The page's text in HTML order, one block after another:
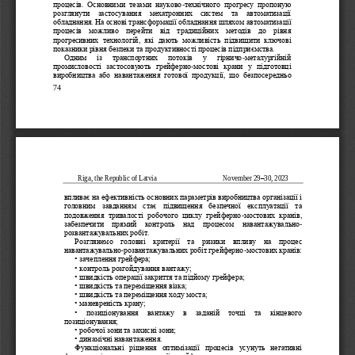
74
процесів.  Основними  тезами  науково-технічного  прогресу  пропоную
розглянути  застосування  мехатронних  систем  та  автоматизації
обладнання. На основі трансформації обладнання шляхом автоматизації
процесів  можливо  перейти  від  традиційних  методів  до  рівня
прогресивних  технологій,  які  дають  можливість  підвищити  ключові
показники рівня безпеки та продуктивності процесів підприємства.
Одним   із   транспортних   потоків   у   гірничо-металургійній
промисловості  застосовують  грейферно-мостові  крани  у  підготовці
виробництва  або  навантаження  готової  продукції,  що безпосередньо
Riga, the Republic of Latvia November 29–30, 2023
впливає на ефективність основних параметрів виробництва організації і
головним  завданням  стає  підвищення  безпечної  експлуатації  та
подовження  тривалості  робочого  циклу  грейферно-мостових  кранів,
забезпечити  прямий  контроль  над  процесом  навантажувально-
розвантажувальних робіт.
Розглянемо  головні  критерії  та  ризики  впливу  на  процес
навантажувально-розвантажувальних робіт грейферно-мостових кранів:
• зачеплення грейфера;
• контроль розгойдування вантажу;
• швидкість операції закриття та підйому грейфера;
• швидкість та переміщення візка;
• швидкість та переміщення ходу моста;
• маневреність крану;
•   позиціонування   вантажу   в   заданій   точці   та   кінцевого
позиціонування;
• робочої зони та захисні зони;
• динамічні навантаження.
Функціональні  рішення  оптимізації  процесів  усунуть  негативні